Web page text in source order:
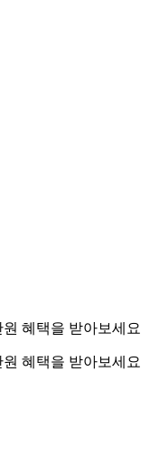
혜택을 받아보세요
혜택을 받아보세요